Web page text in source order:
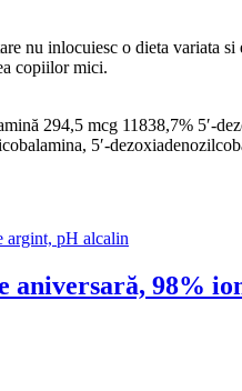
nu inlocuiesc o dieta variata
copiilor mici.
294,5 mcg 11838,7% 5′-
5′-
98%